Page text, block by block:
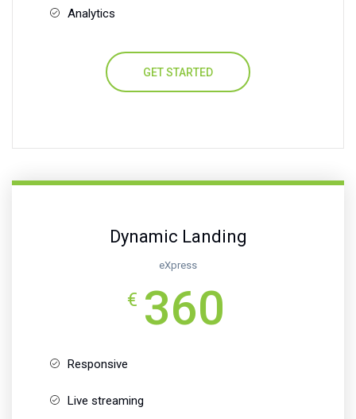
Analytics
GET STARTED
Dynamic Landing
eXpress
€ 360
Responsive
Live streaming